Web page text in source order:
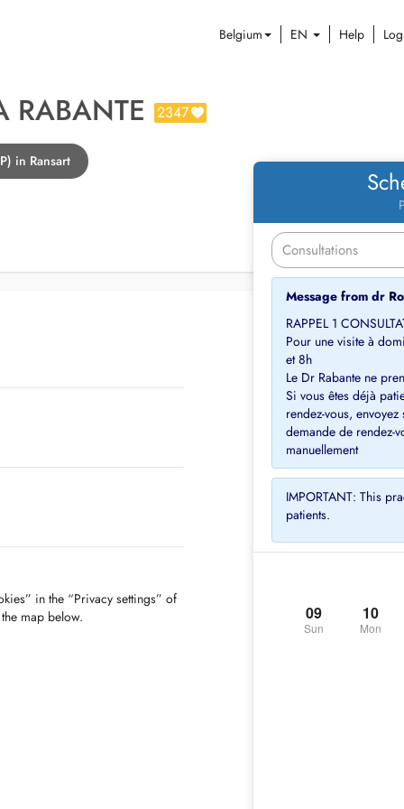
Belgium EN Help
RABANTE 2347
in Ransart
Message from dr
RAPPEL 1
Pour une visite à
et 8h
Le Dr Rabante ne
Si vous êtes déjà
rendez-vous,
demande de rendez-
IMPORTANT: This
patients.
09
Sun
10
Mon
in the “Privacy settings” of
map below.